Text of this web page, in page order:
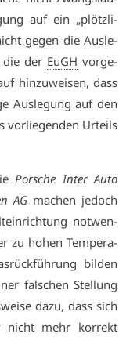
auf ein „plötz­li­
ge­gen die Aus­le­
die der EuGH vor­ge­
hin­zu­wei­sen, dass
Aus­le­gung auf den
vor­lie­gen­den Ur­teils
Por­sche In­ter Au­to
AG ma­chen je­doch
not­wen­
zu ho­hen Tem­pe­ra­
bil­den
fal­schen Stel­lung
da­zu, dass sich
mehr kor­rekt